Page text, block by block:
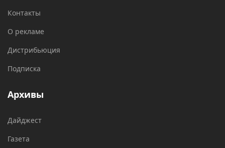
Контакты
О рекламе
Дистрибьюция
Подписка
Архивы
Дайджест
Газета